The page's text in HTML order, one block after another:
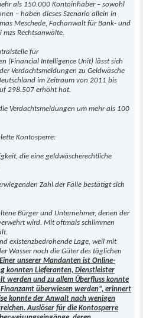
als 150.000 Kontoinhaber – sowohl
– haben dieses Szenario allein in
Meschede, Fachanwalt für Bank- und
Rechtsanwälte.
für
(Financial Intelligence Unit) lässt sich
Verdachtsmeldungen zu Geldwäsche
im Zeitraum von 2011 bis
298.507 erhöht hat.
Verdachtsmeldungen um mehr als 100
Kontosperre:
die eine geldwäscherechtliche
Zahl der Fälle bestätigt sich
Bürger und Unternehmer, denen der
wird. Mit oftmals schlimmen
existenzbedrohende Lage, weil mit
Wasser noch die Güter des täglichen
unserer Mandanten ist Online-
konnten Lieferanten, Dienstleister
werden und zu allem Überfluss konnte
überwiesen werden“, erinnert
konnte der Anwalt nach wenigen
Auslöser für die Kontosperre